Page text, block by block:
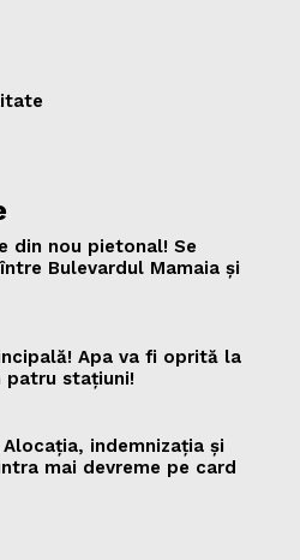
din nou pietonal! Se
Bulevardul Mamaia și
Apa va fi oprită la
patru stațiuni!
indemnizația și
mai devreme pe card